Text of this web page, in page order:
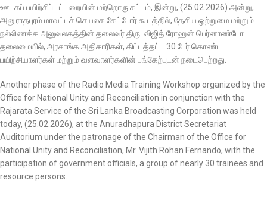
ஊடகப் பயிற்சிப் பட்டறையின் மற்றொரு கட்டம், இன்று, (25.02.2026) அன்று,
அனுராதபுரம் மாவட்டச் செயலக கேட்போர் கூடத்தில், தேசிய ஒற்றுமை மற்றும்
நல்லிணக்க அலுவலகத்தின் தலைவர் திரு. விஜித் ரோஹன் பெர்னாண்டோ
தலைமையில், அரசாங்க அதிகாரிகள், கிட்டத்தட்ட 30 பேர் கொண்ட
பயிற்சியாளர்கள் மற்றும் வளவாளர்களின் பங்கேற்புடன் நடைபெற்றது.
Another phase of the Radio Media Training Workshop organized by the
Office for National Unity and Reconciliation in conjunction with the
Rajarata Service of the Sri Lanka Broadcasting Corporation was held
today, (25.02.2026), at the Anuradhapura District Secretariat
Auditorium under the patronage of the Chairman of the Office for
National Unity and Reconciliation, Mr. Vijith Rohan Fernando, with the
participation of government officials, a group of nearly 30 trainees and
resource persons.